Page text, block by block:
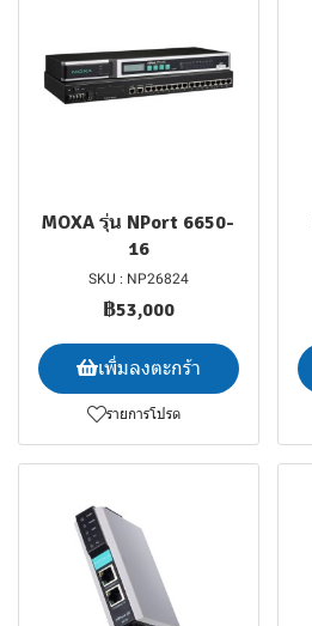
MOXA รุ่น NPort 6650-
16
SKU : NP26824
฿53,000
เพิ่มลงตะกร้า
รายการโปรด